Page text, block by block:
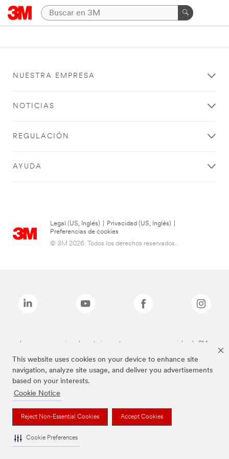
This website uses cookies on your device to enhance site
navigation, analyze site usage, and deliver you advertisements
based on your interests.
Cookie Notice
Reject Non-Essential Cookies Accept Cookies
Cookie Preferences
NUESTRA EMPRESA
NOTICIAS
REGULACIÓN
AYUDA
Legal (US, Inglés) Privacidad (US, Inglés)
Preferencias de cookies
© 3M 2026. Todos los derechos reservados..
Las marcas mencionadas anteriormente son marcas comerciales de 3M.